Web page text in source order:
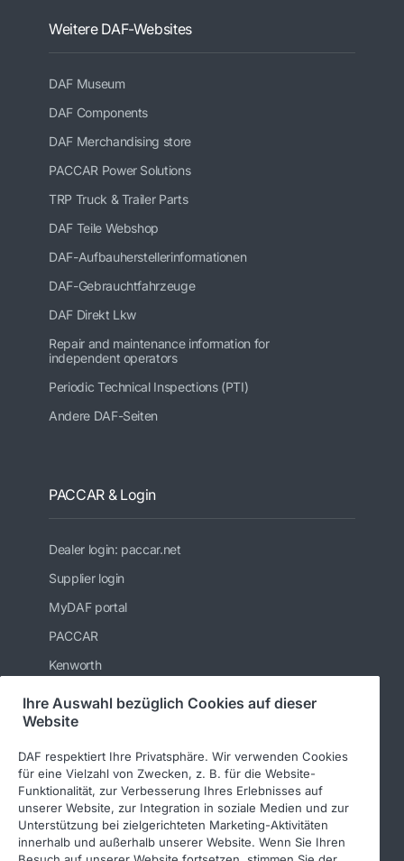
Weitere DAF-Websites
DAF Museum
DAF Components
DAF Merchandising store
PACCAR Power Solutions
TRP Truck & Trailer Parts
DAF Teile Webshop
DAF-Aufbauherstellerinformationen
DAF-Gebrauchtfahrzeuge
DAF Direkt Lkw
Repair and maintenance information for
independent operators
Periodic Technical Inspections (PTI)
Andere DAF-Seiten
PACCAR & Login
Dealer login: paccar.net
Supplier login
MyDAF portal
PACCAR
Kenworth
Leyland Trucks Ltd
Folgen Sie uns
Ihre Auswahl bezüglich Cookies auf dieser
Website
DAF respektiert Ihre Privatsphäre. Wir verwenden Cookies
für eine Vielzahl von Zwecken, z. B. für die Website-
Funktionalität, zur Verbesserung Ihres Erlebnisses auf
unserer Website, zur Integration in soziale Medien und zur
Unterstützung bei zielgerichteten Marketing-Aktivitäten
innerhalb und außerhalb unserer Website. Wenn Sie Ihren